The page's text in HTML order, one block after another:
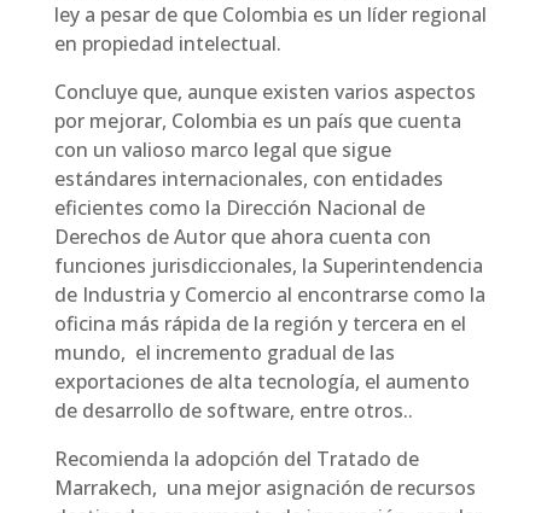
ley a pesar de que Colombia es un líder regional
en propiedad intelectual.
Concluye que, aunque existen varios aspectos
por mejorar, Colombia es un país que cuenta
con un valioso marco legal que sigue
estándares internacionales, con entidades
eficientes como la Dirección Nacional de
Derechos de Autor que ahora cuenta con
funciones jurisdiccionales, la Superintendencia
de Industria y Comercio al encontrarse como la
oficina más rápida de la región y tercera en el
mundo, el incremento gradual de las
exportaciones de alta tecnología, el aumento
de desarrollo de software, entre otros..
Recomienda la adopción del Tratado de
Marrakech, una mejor asignación de recursos